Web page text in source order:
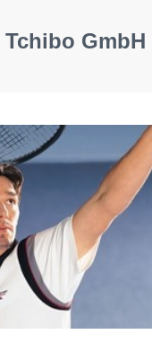
GmbH